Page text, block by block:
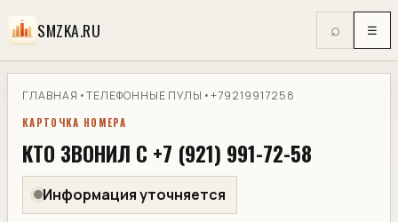
SMZKA.RU ⌕ ☰
ГЛАВНАЯ •ТЕЛЕФОННЫЕ ПУЛЫ •+79219917258
КАРТОЧКА НОМЕРА
КТО ЗВОНИЛ С +7 (921) 991-72-58
Информация уточняется